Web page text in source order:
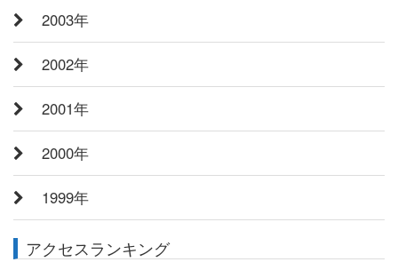
2003年
2002年
2001年
2000年
1999年
アクセスランキング